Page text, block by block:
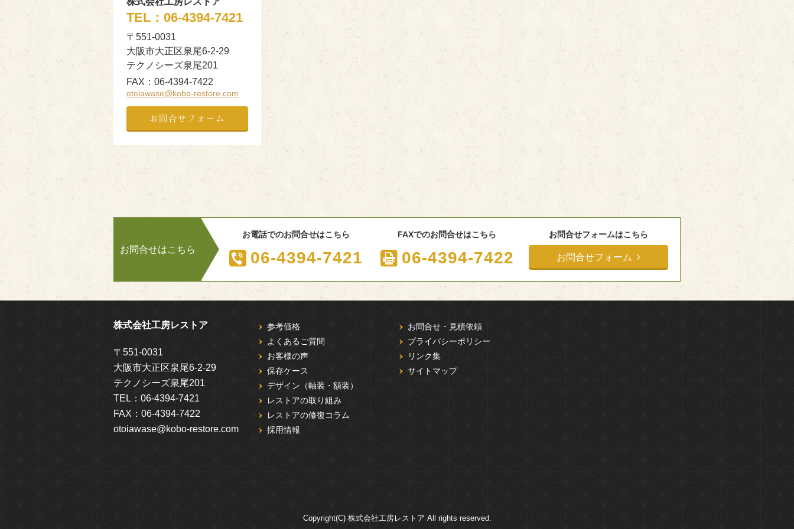
TEL： 06-4394-7421
〒551-0031
大阪市大正区泉尾6-2-29
テクノシーズ泉尾201
FAX： 06-4394-7422
otoiawase@kobo-restore.com
お問合せフォーム
お問合せはこちら
お電話でのお問合せはこちら
06-4394-7421
FAXでのお問合せはこちら
06-4394-7422
お問合せフォームはこちら
お問合せフォーム
株式会社工房レストア
〒551-0031
大阪市大正区泉尾6-2-29
テクノシーズ泉尾201
TEL： 06-4394-7421
FAX： 06-4394-7422
otoiawase@kobo-restore.com
参考価格
よくあるご質問
お客様の声
保存ケース
デザイン（軸装・額装）
レストアの取り組み
レストアの修復コラム
採用情報
お問合せ・見積依頼
プライバシーポリシー
リンク集
サイトマップ
Copyright(C) 株式会社工房レストア All rights reserved.